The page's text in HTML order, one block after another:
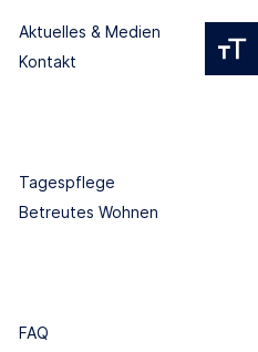
Aktuelles & Medien
Kontakt
Tagespflege
Betreutes Wohnen
FAQ